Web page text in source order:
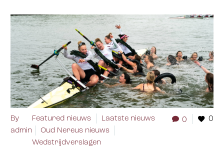
0 0
By
admin
Featured nieuws
Laatste nieuws
Oud Nereus nieuws
Wedstrijdverslagen